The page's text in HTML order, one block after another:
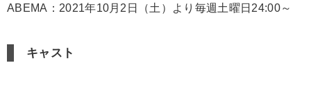
ABEMA：2021年10月2日（土）より毎週土曜日24:00～
キャスト